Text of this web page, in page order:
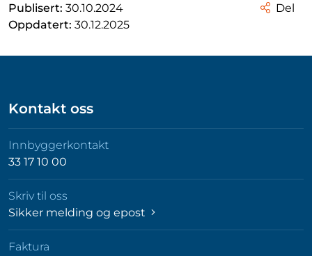
Publisert: 30.10.2024
Oppdatert: 30.12.2025
Del
Kontakt oss
Innbyggerkontakt
33 17 10 00
Skriv til oss
Sikker melding og epost
Faktura